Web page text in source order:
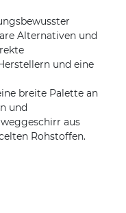
Alternativen und
und eine
breite Palette an
und
aus
Rohstoffen.